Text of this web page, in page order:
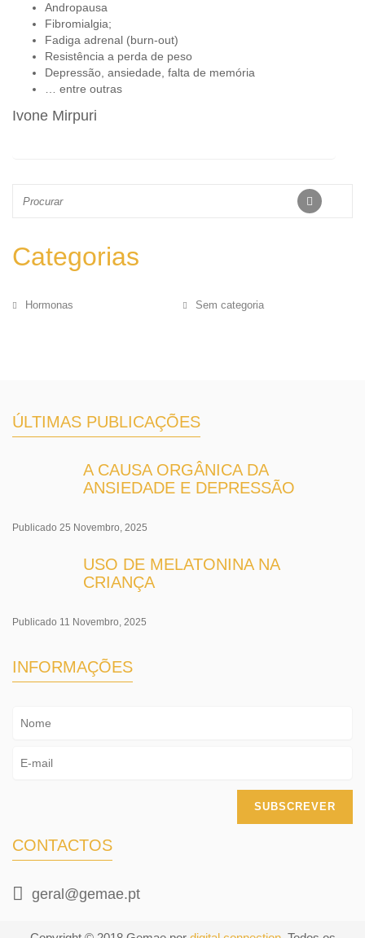
Andropausa
Fibromialgia;
Fadiga adrenal (burn-out)
Resistência a perda de peso
Depressão, ansiedade, falta de memória
… entre outras
Ivone Mirpuri
Categorias
Hormonas Sem categoria
ÚLTIMAS PUBLICAÇÕES
A CAUSA ORGÂNICA DA
ANSIEDADE E DEPRESSÃO
Publicado 25 Novembro, 2025
USO DE MELATONINA NA
CRIANÇA
Publicado 11 Novembro, 2025
INFORMAÇÕES
CONTACTOS
geral@gemae.pt